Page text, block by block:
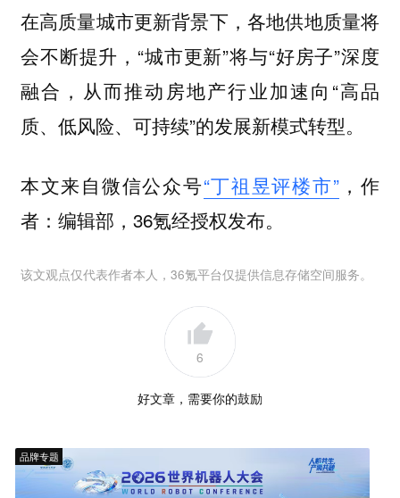
在高质量城市更新背景下，各地供地质量将
会不断提升，“城市更新”将与“好房子”深度
融合，从而推动房地产行业加速向“高品
质、低风险、可持续”的发展新模式转型。
本文来自微信公众号“丁祖昱评楼市”，作
者：编辑部，36氪经授权发布。
该文观点仅代表作者本人，36氪平台仅提供信息存储空间服务。
6
好文章，需要你的鼓励
品牌专题